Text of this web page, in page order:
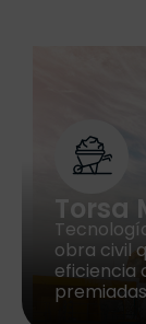
Torsa
obra civil
eficiencia